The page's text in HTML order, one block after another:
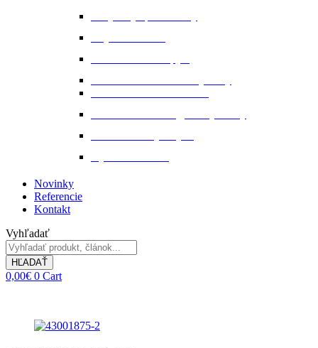
Novinky
Referencie
Kontakt
Vyhľadať
HĽADAŤ
0,00€ 0 Cart